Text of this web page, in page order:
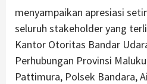
menyampaikan apresiasi
seluruh stakeholder yang
Kantor Otoritas Bandar
Perhubungan Provinsi
Pattimura, Polsek Bandara,